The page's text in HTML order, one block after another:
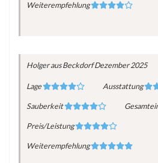
Weiterempfehlung
Holgeraus BeckdorfDezember 2025
Lage Ausstattung
Sauberkeit
Preis/Leistung
Weiterempfehlung